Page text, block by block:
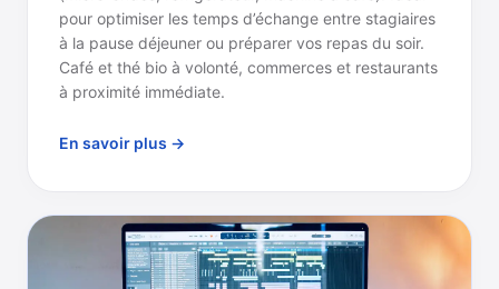
pour optimiser les temps d’échange entre stagiaires
à la pause déjeuner ou préparer vos repas du soir.
Café et thé bio à volonté, commerces et restaurants
à proximité immédiate.
En savoir plus →